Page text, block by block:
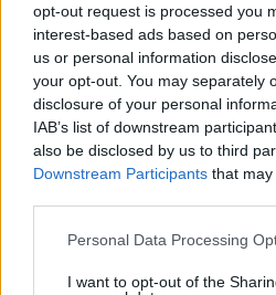
opt-out request is processed you
interest-based ads based on
us or personal information
your opt-out. You may separately
disclosure of your personal
IAB’s list of downstream
also be disclosed by us to third
Downstream Participants that
Please note that this website/app
not limited to your visit or usage
Personal Data Processing
I want to opt-out of the
Ο Ράσφορντ διέψευσε τις
Μάντσεστερ Γιουνάιτεντ
Ο 27χρονος επιθετικός
που τον ήθελαν να αναζητά
Μάντσεστερ Γιουνάιτεντ
01.01.2025, 21:10